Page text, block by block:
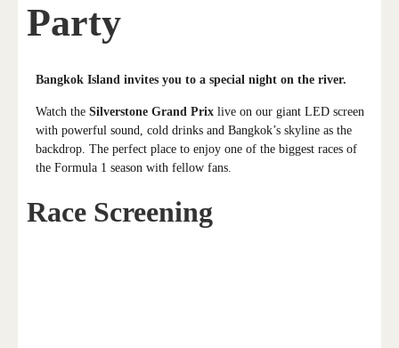
Party
Bangkok Island invites you to a special night on the river.
Watch the Silverstone Grand Prix live on our giant LED screen
with powerful sound, cold drinks and Bangkok’s skyline as the
backdrop. The perfect place to enjoy one of the biggest races of
the Formula 1 season with fellow fans.
Race Screening